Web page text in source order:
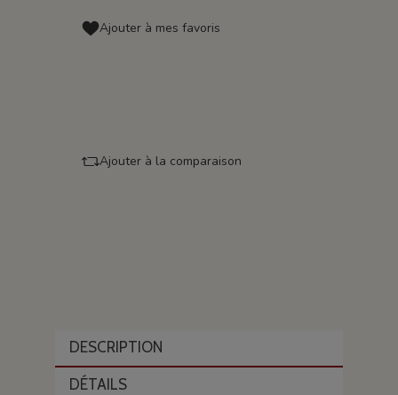
Ajouter à mes favoris
Ajouter à la comparaison
DESCRIPTION
DÉTAILS